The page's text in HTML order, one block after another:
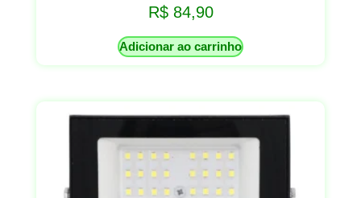
R$84,90
Adicionar ao carrinho